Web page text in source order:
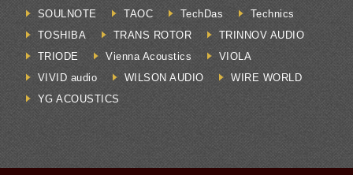
SOULNOTE
TAOC TechDas
Technics
TOSHIBA
TRANS ROTOR
TRINNOV AUDIO
TRIODE
Vienna Acoustics
VIOLA
VIVID audio
WILSON AUDIO
WIRE WORLD
YG ACOUSTICS